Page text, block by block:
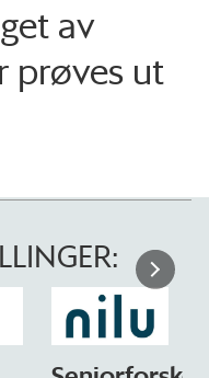
av
prøves ut